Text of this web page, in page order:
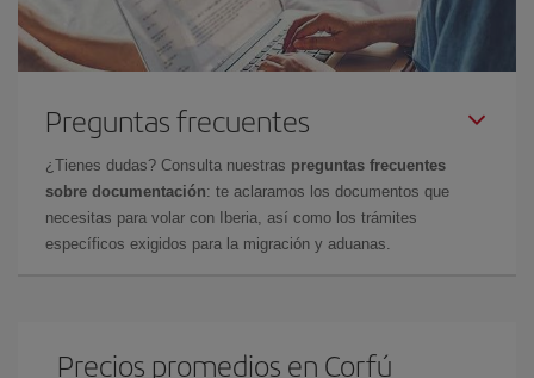
Preguntas frecuentes
¿Tienes dudas? Consulta nuestras preguntas frecuentes
sobre documentación: te aclaramos los documentos que
necesitas para volar con Iberia, así como los trámites
específicos exigidos para la migración y aduanas.
Precios promedios en Corfú